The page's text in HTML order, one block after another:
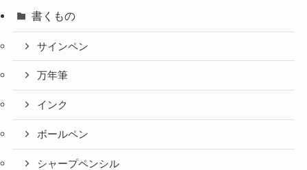
書くもの
サインペン
万年筆
インク
ボールペン
シャープペンシル